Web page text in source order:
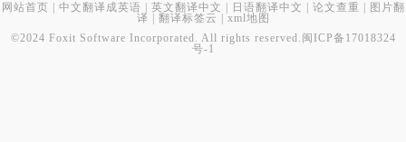
网站首页 中文翻译成英语 英文翻译中文 日语翻译中文 论文查重
图片翻
译
翻译标签云
xml地图
©2024 Foxit Software Incorporated. All rights reserved. 闽ICP备17018324
号-1